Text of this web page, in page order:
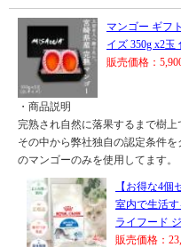
マンゴー ギフ
イズ 350g x2
販売価格：
・商品説明
完熟され自然に落果するまで樹上
その中から弊社独自の認定条件
のマンゴーのみを使用してます。
【お得な4
室内で生活
ライフード
販売価格：